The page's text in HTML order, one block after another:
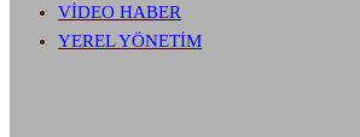
VİDEO HABER
YEREL YÖNETİM